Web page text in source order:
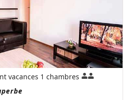
vacances 1 chambres